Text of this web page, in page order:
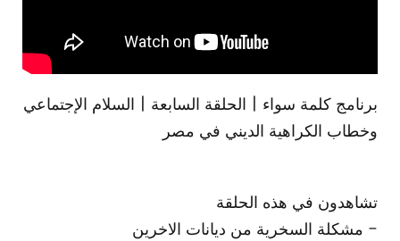
برنامج كلمة سواء | الحلقة السابعة | السلام الإجتماعي
وخطاب الكراهية الديني في مصر
تشاهدون في هذه الحلقة
- مشكلة السخرية من ديانات الاخرين